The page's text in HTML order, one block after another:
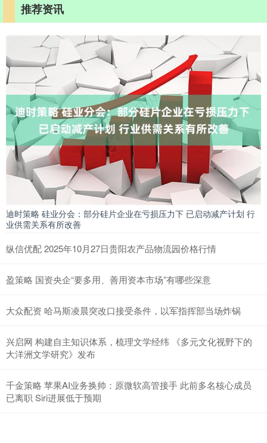
推荐资讯
迪时策略 硅业分会：部分硅片企业在亏损压力下 已启动减产计划 行
业供需关系有所改善
纵信优配 2025年10月27日贵阳农产品物流园价格行情
盈策略 国资央企“要多用、善用资本市场”有哪些深意
大众配资 哈马斯凌晨突改口接受条件，以军指挥部当场炸锅
兴启网 构建自主知识体系，梳理文学经纬 《多元文化视野下的
大洋洲文学研究》发布
千金策略 苹果AI业务换帅：原微软高管接手 此前多名核心成员
已离职 Siri进展低于预期